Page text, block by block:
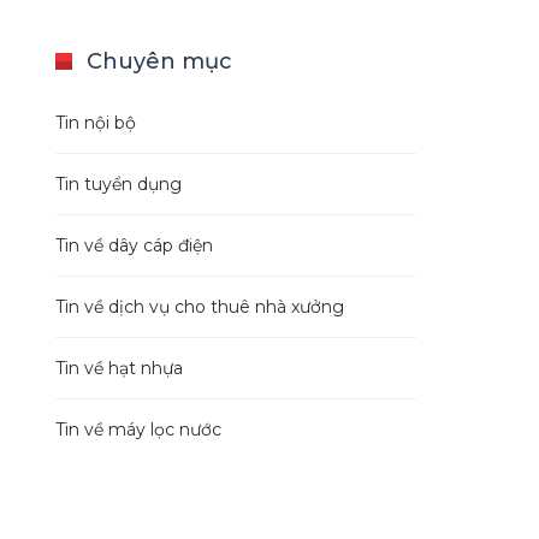
Chuyên mục
Tin nội bộ
Tin tuyển dụng
Tin về dây cáp điện
Tin về dịch vụ cho thuê nhà xưởng
Tin về hạt nhựa
Tin về máy lọc nước